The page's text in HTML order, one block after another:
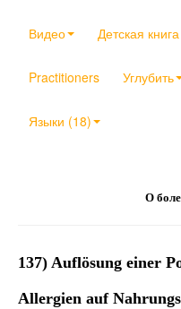
Видео Детская книга
Practitioners Углубить
Языки (18)
О
137) Auflösung einer
Allergien auf